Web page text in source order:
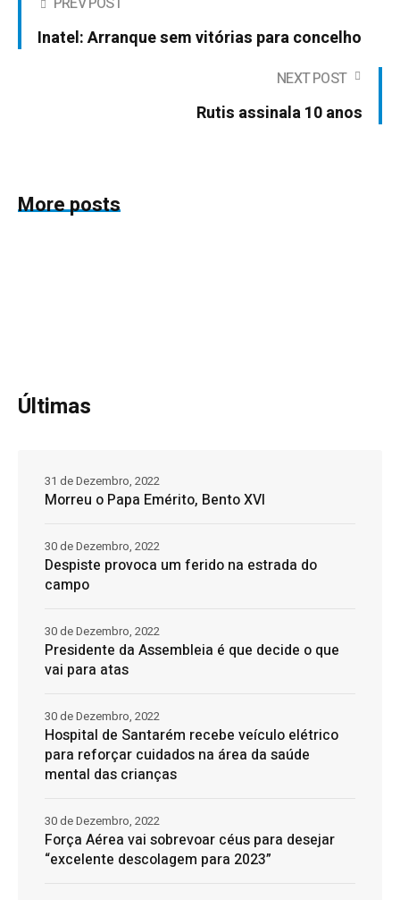
Inatel: Arranque sem vitórias para concelho
NEXT POST
Rutis assinala 10 anos
More posts
Últimas
Morreu o Papa Emérito, Bento XVI
31 de Dezembro, 2022
Despiste provoca um ferido na estrada do
campo
30 de Dezembro, 2022
Presidente da Assembleia é que decide o que
vai para atas
30 de Dezembro, 2022
Hospital de Santarém recebe veículo elétrico
para reforçar cuidados na área da saúde
mental das crianças
30 de Dezembro, 2022
Força Aérea vai sobrevoar céus para desejar
“excelente descolagem para 2023”
30 de Dezembro, 2022